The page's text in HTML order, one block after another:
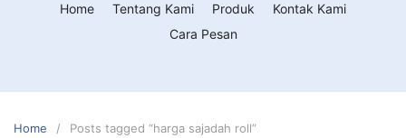
Home Tentang Kami Produk
Kontak Kami
Cara Pesan
Home Posts tagged “harga sajadah roll”